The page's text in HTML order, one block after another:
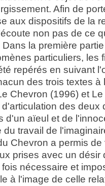
Afin de
aux dispositifs de la
non pas de ce
la première
particuliers, les
repérés en suivant
des trois textes à
Chevron (1996) et
des deux
d'un aïeul et de
travail de
Chevron a permis
prises avec un désir
nécessaire et
à l'image de celle